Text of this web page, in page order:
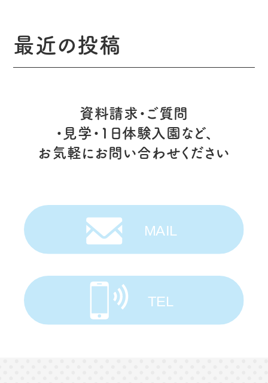
最近の投稿
資料請求・ご質問
・見学・1日体験入園など、
お気軽にお問い合わせください